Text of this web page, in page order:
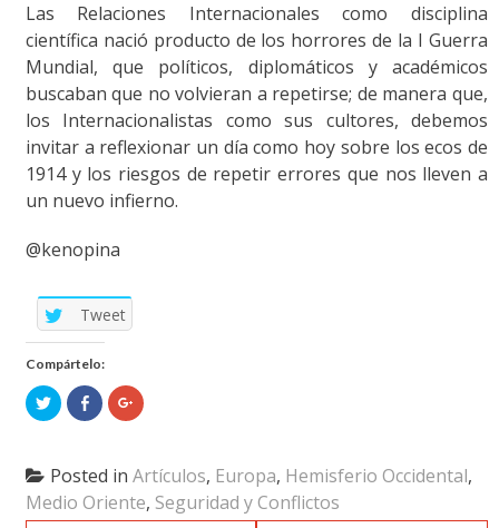
Las Relaciones Internacionales como disciplina
científica nació producto de los horrores de la I Guerra
Mundial, que políticos, diplomáticos y académicos
buscaban que no volvieran a repetirse; de manera que,
los Internacionalistas como sus cultores, debemos
invitar a reflexionar un día como hoy sobre los ecos de
1914 y los riesgos de repetir errores que nos lleven a
un nuevo infierno.
@kenopina
Tweet
Compártelo:
Click
to
share
(Opens
in
new
window)
Click
to
share
(Opens
in
new
window)
Click
to
(Opens
in
new
window)
Posted in Artículos, Europa, Hemisferio Occidental,
Medio Oriente, Seguridad y Conflictos